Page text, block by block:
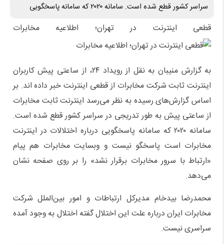
سراسر کشور قطع شده است. سامانه ۲۰۲۰ که سامانه پاسخگویی
قطعی اینترنت در تهران؛ اطلاعیه مخابرات
به گزارش منیبان به نقل از رویداد ۲۴، از ساعتی پیش کاربران
اینترنت ثابت شرکت مخابرات از قطعی اینترنت خبر داده اند. بر
اساس گزارش‌های رسیده به نظر می‌رسد اینترنت ثابت مخابرات
از ساعتی پیش به طور تدریجی در سراسر کشور قطع شده است.
سامانه ۲۰۲۰ که سامانه پاسخگویی درباره اختلالات در اینترنت
مخابرات است پاسخگو نیست و وبسایت مخابرات هم پیام
«ارتباط با سرور مخابرات برقرار نشد» را بر روی صفحه نشان
می‌دهد.
محمدرضا بیدخام مدیرکل ارتباطات و امور بین‌الملل شرکت
مخابرات ایران درباره علت این اختلال گفته اختلال به وجود آمده
سراسری نیست.